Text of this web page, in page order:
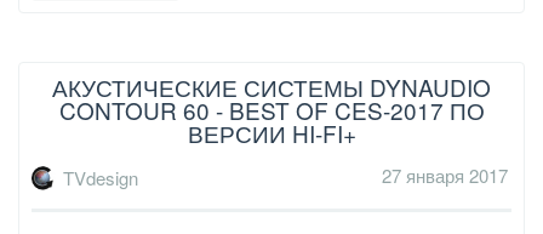
АКУСТИЧЕСКИЕ СИСТЕМЫ DYNAUDIO
CONTOUR 60 - BEST OF CES-2017 ПО
ВЕРСИИ HI-FI+
TVdesign 27 января 2017